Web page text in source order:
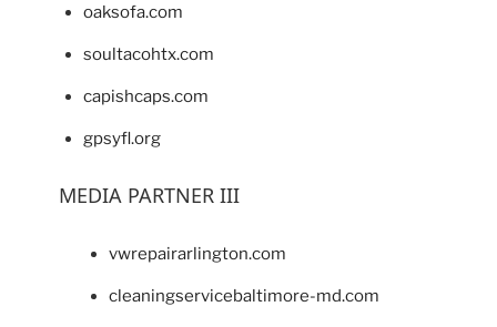
oaksofa.com
soultacohtx.com
capishcaps.com
gpsyfl.org
MEDIA PARTNER III
vwrepairarlington.com
cleaningservicebaltimore-md.com